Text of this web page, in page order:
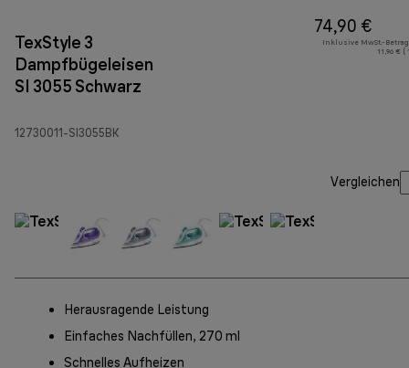
TexStyle 3
Dampfbügeleisen
SI 3055 Schwarz
12730011-SI3055BK
74,90 €
Inklusive MwSt.-
11,96 € (
Vergleichen
Herausragende Leistung
Einfaches Nachfüllen, 270 ml
Schnelles Aufheizen